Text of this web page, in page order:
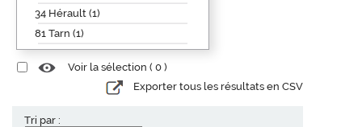
34 Hérault (1)
81 Tarn (1)
Voir la sélection ( 0 )
Exporter tous les résultats en CSV
Tri par :